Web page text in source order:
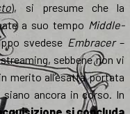
), si presume che la
a suo tempo Middle-
svedese Embracer–
sebbene non vi
merito all’esatta portata
ancora in corso. In